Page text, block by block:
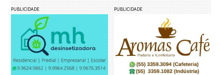
PUBLICIDADE PUBLICIDADE